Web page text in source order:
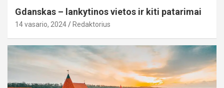
Gdanskas – lankytinos vietos ir kiti patarimai
14 vasario, 2024 Redaktorius